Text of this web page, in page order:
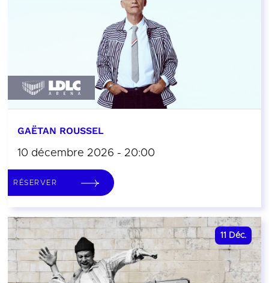
GAËTAN ROUSSEL
10 décembre 2026 - 20:00
RÉSERVER
11 Déc.